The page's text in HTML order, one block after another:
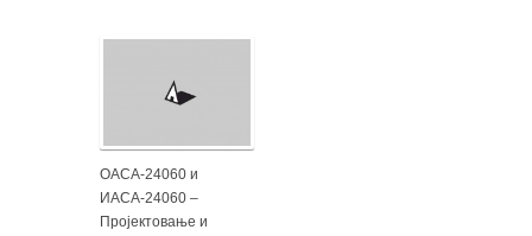
ОАСА-24060 и
ИАСА-24060 –
Пројектовање и